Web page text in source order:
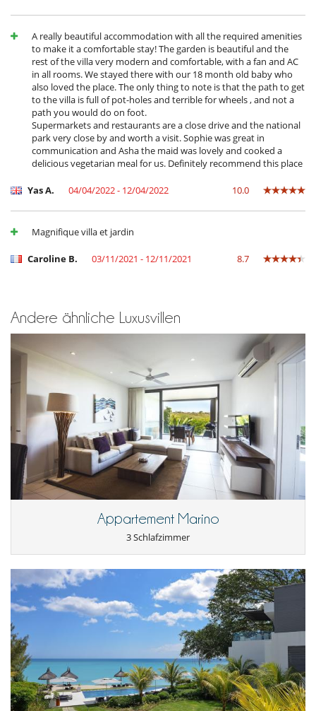
Wohnzimmer
Kinder
Hochstuhl
Kinder willkommen
Kinderbett
Küche und Ausstattung
amerikanische Küche
Backofen
Bügeleisen
Indoor-Plancha
Mikrowelle
Spülmaschine
Toaster
voll ausgestattete Küche
Personal
Unterhaltung, Wohlbefinden & Sport
Fernseher
Fitnessraum
Internetzugang (Wifi)
Kabel- oder Satellitenfernsehen oder Internet
Karten- und Brettspiele
Notstromaggregat
Privater Außen-Swimmingpool
A really beautiful accommodation with all the required amenities
to make it a comfortable stay! The garden is beautiful and the
rest of the villa very modern and comfortable, with a fan and AC
in all rooms. We stayed there with our 18 month old baby who
also loved the place. The only thing to note is that the path to get
to the villa is full of pot-holes and terrible for wheels , and not a
path you would do on foot.
Supermarkets and restaurants are a close drive and the national
park very close by and worth a visit. Sophie was great in
communication and Asha the maid was lovely and cooked a
delicious vegetarian meal for us. Definitely recommend this place
Yas A. 04/04/2022 - 12/04/2022 10.0
Magnifique villa et jardin
Caroline B. 03/11/2021 - 12/11/2021 8.7
Andere ähnliche Luxusvillen
Appartement Marino
3 Schlafzimmer